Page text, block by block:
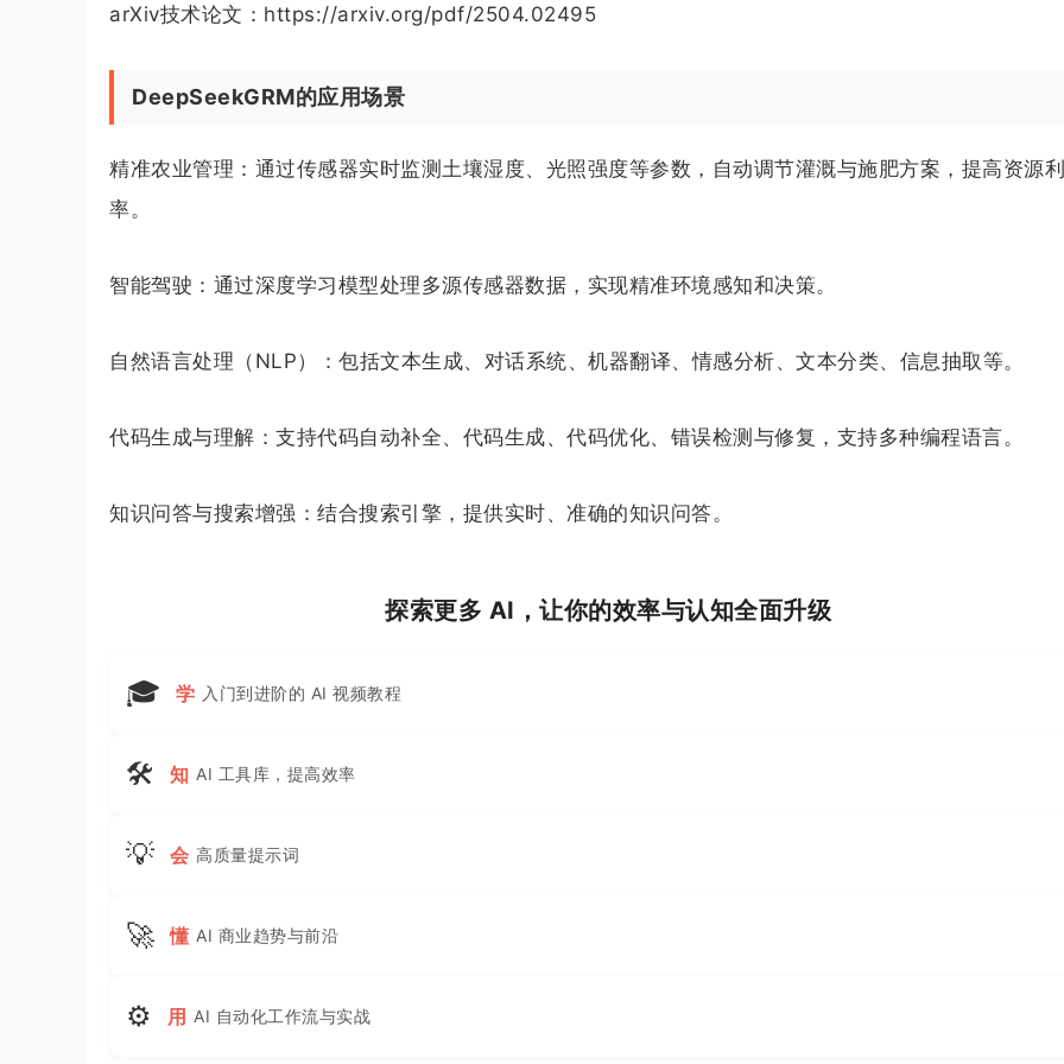
arXiv技术论文：https://arxiv.org/pdf/2504.02495
DeepSeekGRM的应用场景
精准农业管理：通过传感器实时监测土壤湿度、光照强度等参数，自动调节灌溉与施肥方案，提高资源
率。
智能驾驶：通过深度学习模型处理多源传感器数据，实现精准环境感知和决策。
自然语言处理（NLP）：包括文本生成、对话系统、机器翻译、情感分析、文本分类、信息抽取等。
代码生成与理解：支持代码自动补全、代码生成、代码优化、错误检测与修复，支持多种编程语言。
知识问答与搜索增强：结合搜索引擎，提供实时、准确的知识问答。
探索更多 AI，让你的效率与认知全面升级
🎓 学 入门到进阶的 AI 视频教程
🛠 知 AI 工具库，提高效率
💡 会 高质量提示词
🚀 懂 AI 商业趋势与前沿
⚙ 用 AI 自动化工作流与实战